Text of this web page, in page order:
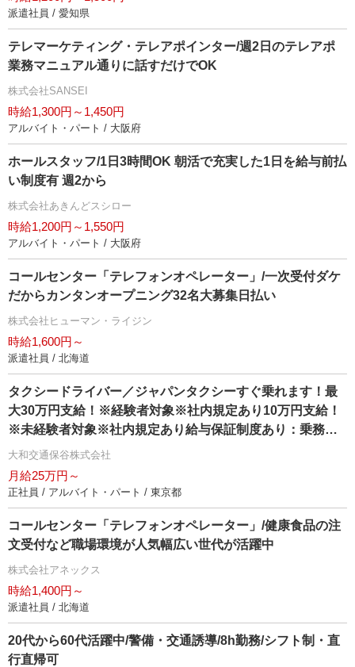
派遣社員 / 愛知県
テレマーケティング・テレアポインター/週2日のテレアポ
業務マニュアル通りに話すだけでOK
株式会社SANSEI
時給1,300円～1,450円
アルバイト・パート / 大阪府
ホールスタッフ/1日3時間OK 朝活で充実した1日を給与前払
い制度有 週2から
株式会社あきんどスシロー
時給1,200円～1,550円
アルバイト・パート / 大阪府
コールセンター「テレフォンオペレーター」/一次受付ダケ
だからカンタンオープニング32名大募集日払い
株式会社ヒューマン・ライジン
時給1,600円～
派遣社員 / 北海道
タクシードライバー／ジャパンタクシーすぐ乗れます！最
大30万円支給！※経験者対象※社内規定あり10万円支給！
※未経験者対象※社内規定あり給与保証制度あり：乗務開
始から8ヶ月間30万円その後4ヶ月間25万円の1年間の給与
保証を支給！※未経験者対象単身社宅完備！家賃35,000円
（入居から12ヵ月間）退職金制度あり！女性乗務員大募集
しております。女性特集記事 → 会社の特徴をチェック
大和交通保谷株式会社
月給25万円～
正社員 / アルバイト・パート / 東京都
コールセンター「テレフォンオペレーター」/健康食品の注
文受付など職場環境が人気幅広い世代が活躍中
株式会社アネックス
時給1,400円～
派遣社員 / 北海道
20代から60代活躍中/警備・交通誘導/8h勤務/シフト制・直
行直帰可